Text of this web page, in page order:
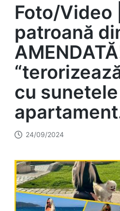
Foto/Video
patroană
cu
24/09/2024